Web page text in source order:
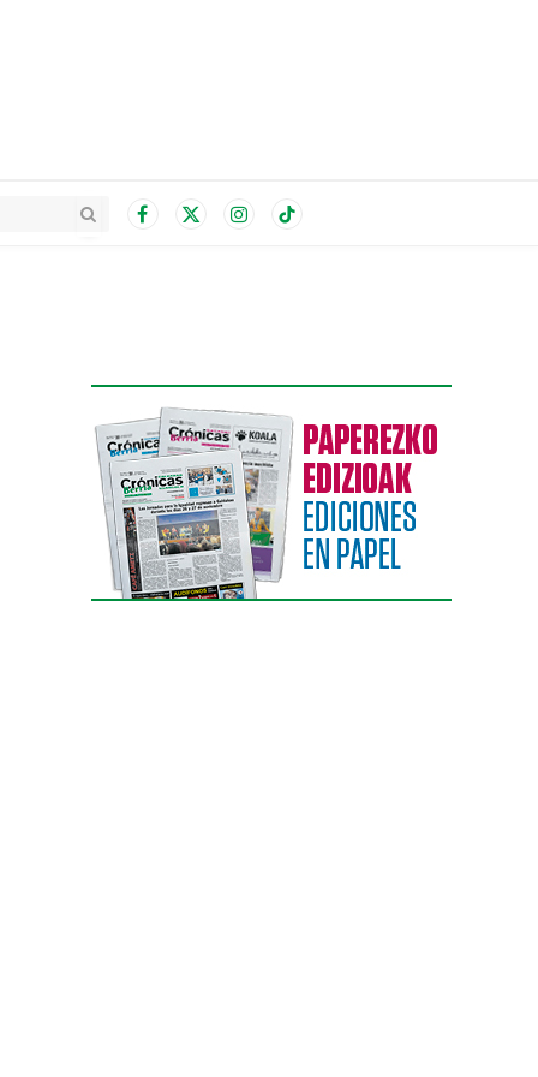
Facebook
X
InstagramTikTok